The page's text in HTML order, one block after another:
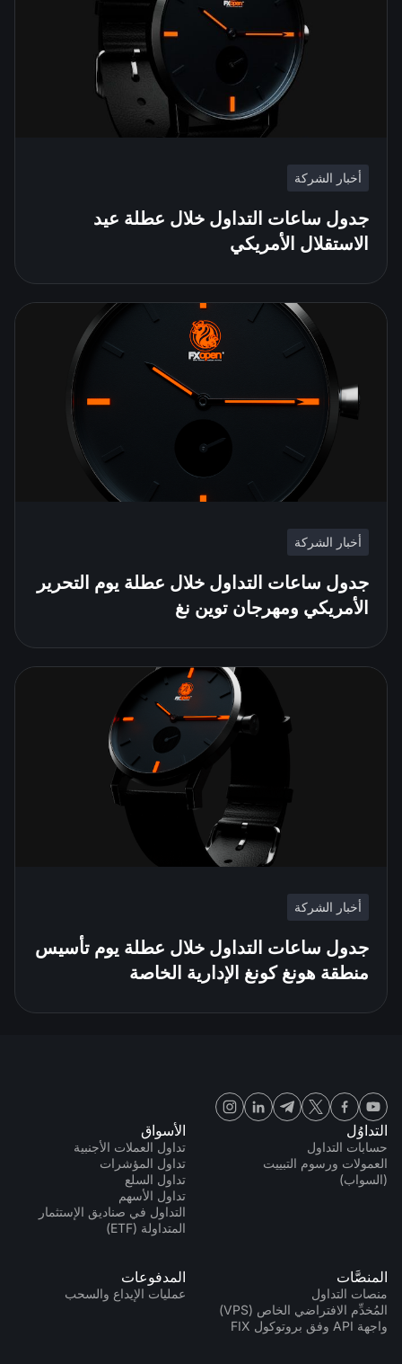
أخبار الشركة
جدول ساعات التداول خلال عطلة عيد
الاستقلال الأمريكي
أخبار الشركة
جدول ساعات التداول خلال عطلة يوم التحرير
الأمريكي ومهرجان توين نغ
أخبار الشركة
جدول ساعات التداول خلال عطلة يوم تأسيس
منطقة هونغ كونغ الإدارية الخاصة
التداوُل
حسابات التداول
العمولات ورسوم التبييت
(السواب)
الأسواق
تداول العملات الأجنبية
تداول المؤشرات
تداول السلع
تداول الأسهم
التداول في صناديق الإستثمار
المتداولة (ETF)
المنصَّات
منصات التداول
المُخدِّم الافتراضي الخاص (VPS)
واجهة API وفق بروتوكول FIX
المدفوعات
عمليات الإيداع والسحب